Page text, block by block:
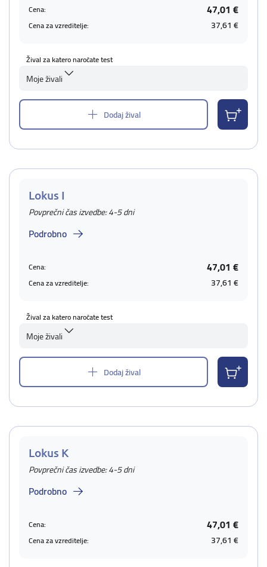
Cena: 47,01 €
Cena za vzreditelje: 37,61 €
Žival za katero naročate test
Moje živali
Dodaj žival
Lokus I
Povprečni čas izvedbe: 4-5 dni
Podrobno
Cena: 47,01 €
Cena za vzreditelje: 37,61 €
Žival za katero naročate test
Moje živali
Dodaj žival
Lokus K
Povprečni čas izvedbe: 4-5 dni
Podrobno
Cena: 47,01 €
Cena za vzreditelje: 37,61 €